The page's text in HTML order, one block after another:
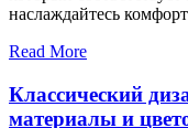
наслаждайтесь
Read More
Классический
материалы и